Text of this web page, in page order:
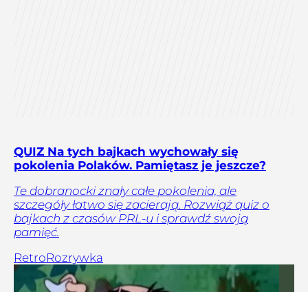
QUIZ Na tych bajkach wychowały się
pokolenia Polaków. Pamiętasz je jeszcze?
Te dobranocki znały całe pokolenia, ale
szczegóły łatwo się zacierają. Rozwiąż quiz o
bajkach z czasów PRL-u i sprawdź swoją
pamięć.
RetroRozrywka